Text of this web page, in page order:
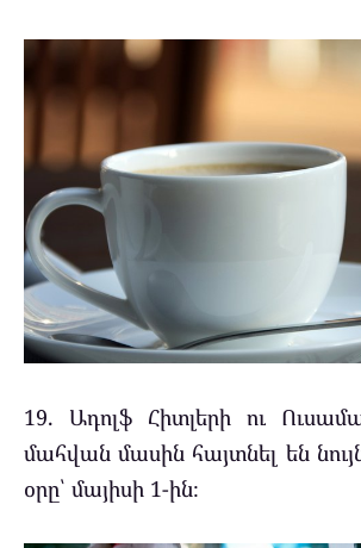
19. Ադոլֆ Հիտլերի ու
մահվան մասին հայտնել են
օրը՝ մայիսի 1-ին։